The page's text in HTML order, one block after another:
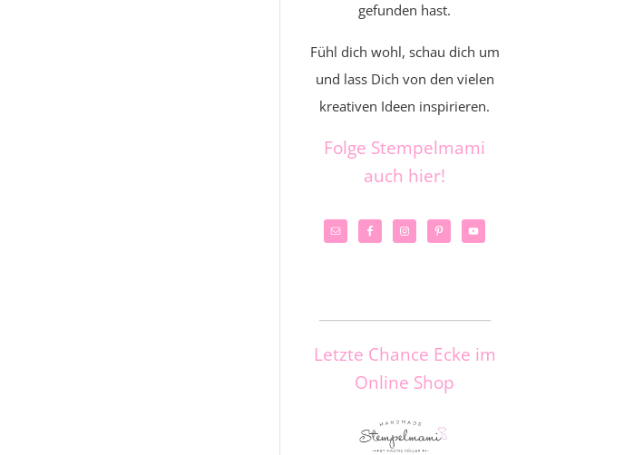
gefunden hast.
Fühl dich wohl, schau dich um
und lass Dich von den vielen
kreativen Ideen inspirieren.
Folge Stempelmami
auch hier!
Letzte Chance Ecke im
Online Shop